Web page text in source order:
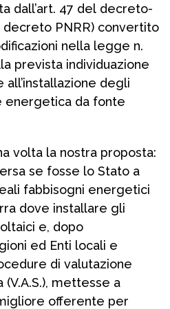
dall’art. 47 del decreto-
decreto PNRR) convertito
nella legge n.
prevista individuazione
degli
energetica da fonte
volta la nostra proposta:
se fosse lo Stato a
fabbisogni energetici
dove installare gli
e, dopo
ed Enti locali e
di valutazione
mettesse a
offerente per